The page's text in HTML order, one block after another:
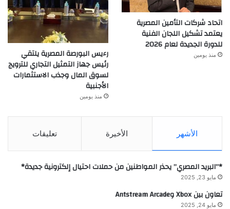
اتحاد شركات التأمين المصرية
يعتمد تشكيل اللجان الفنية
للدورة الجديدة لعام 2026
منذ يومين
رءيس البورصة المصرية يلتقي
رئيس جهاز التمثيل التجاري للترويج
لسوق المال وجذب الاستثمارات
الأجنبية
منذ يومين
الأشهر الأخيرة تعليقات
*”البريد المصري” يحذر المواطنين من حملات احتيال إلكترونية جديدة*
مايو 23, 2025
تعاون بين Xbox وAntstream Arcade
مايو 24, 2025